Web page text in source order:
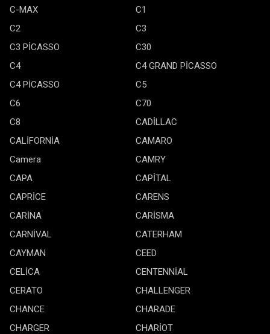
C-MAX
C1
C2
C3
C3 PİCASSO
C30
C4
C4 GRAND PİCASSO
C4 PİCASSO
C5
C6
C70
C8
CADİLLAC
CALİFORNİA
CAMARO
Camera
CAMRY
CAPA
CAPİTAL
CAPRİCE
CARENS
CARİNA
CARİSMA
CARNİVAL
CATERHAM
CAYMAN
CEED
CELİCA
CENTENNİAL
CERATO
CHALLENGER
CHANCE
CHARADE
CHARGER
CHARİOT